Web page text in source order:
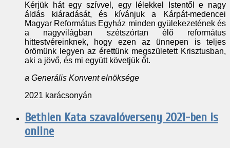
Kérjük hát egy szívvel, egy lélekkel Istentől e nagy
áldás kiáradását, és kívánjuk a Kárpát-medencei
Magyar Református Egyház minden gyülekezetének és
a nagyvilágban szétszórtan élő református
hittestvéreinknek, hogy ezen az ünnepen is teljes
örömünk legyen az érettünk megszületett Krisztusban,
aki a jövő, és mi együtt követjük őt.
a Generális Konvent elnöksége
2021 karácsonyán
Bethlen Kata szavalóverseny 2021-ben is
online